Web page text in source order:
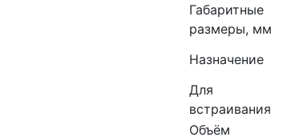
Габаритные
размеры, мм
Назначение
Для
встраивания
Объём